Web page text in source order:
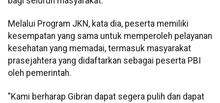
Melalui Program JKN, kata dia, peserta memiliki
kesempatan yang sama untuk memperoleh pelayanan
kesehatan yang memadai, termasuk masyarakat
prasejahtera yang didaftarkan sebagai peserta PBI
oleh pemerintah.
"Kami berharap Gibran dapat segera pulih dan dapat